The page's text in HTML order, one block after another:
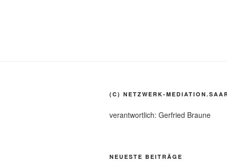
(C) NETZWERK-
verantwortlich: Gerfried Braune
NEUESTE BEITRÄGE